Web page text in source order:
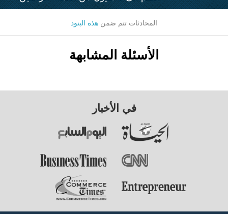
المحادثات تتم ضمن هذه البنود
الأسئلة المشابهة
في الأخبار